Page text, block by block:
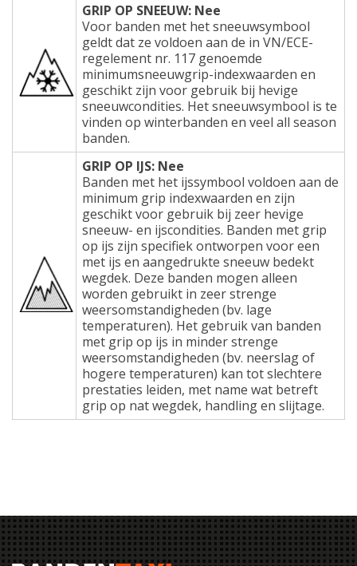
GRIP OP SNEEUW: Nee
Voor banden met het sneeuwsymbool
geldt dat ze voldoen aan de in VN/ECE-
regelement nr. 117 genoemde
minimumsneeuwgrip-indexwaarden en
geschikt zijn voor gebruik bij hevige
sneeuwcondities. Het sneeuwsymbool is te
vinden op winterbanden en veel all season
banden.
GRIP OP IJS: Nee
Banden met het ijssymbool voldoen aan de
minimum grip indexwaarden en zijn
geschikt voor gebruik bij zeer hevige
sneeuw- en ijscondities. Banden met grip
op ijs zijn specifiek ontworpen voor een
met ijs en aangedrukte sneeuw bedekt
wegdek. Deze banden mogen alleen
worden gebruikt in zeer strenge
weersomstandigheden (bv. lage
temperaturen). Het gebruik van banden
met grip op ijs in minder strenge
weersomstandigheden (bv. neerslag of
hogere temperaturen) kan tot slechtere
prestaties leiden, met name wat betreft
grip op nat wegdek, handling en slijtage.